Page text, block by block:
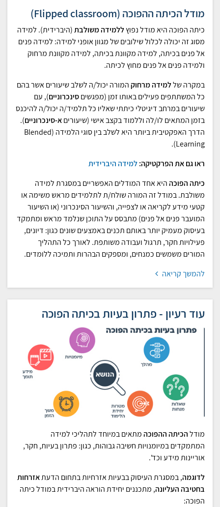
מודל הכיתה ההפוכה (Flipped classroom)
כיתה הפוכה היא מודל נפוץללמידה משולבת(היברידית). למידה
מסוג זה יכולה לכלול שילובים של מגוון אופני למידה: למידה פנים
אל פנים בכיתה, למידה מקוונת בכיתה, למידה מקוונת מרחוק
ולמידה פנים אל פנים מחוץ לכיתה.
במקרה שללמידה מרחוקהמורה יכול/ה לשלב שיעורים אשר בהם
כל המשתתפים פעילים באותו זמן (מפגשיםסינכרוניים), עם
שיעורים במרחב דיגיטלי כיתתי שאליו כל תלמיד/ה יכול/ה להיכנס
בזמן המתאים לו/לה וללמוד בקצב אישי (שיעוריםא-סינכרוניים).
הדרך האפקטיבית ביותר היא לשלב בין סוגי הלמידה (Blended
Learning).
ראו גם את הפרקטיקה:למידה היברידית
כיתה הפוכההיא אחד המודלים האפשריים במסגרת למידה
משולבת. במודל זה המורה שולח/ת לתלמידים מראש משימה או
קטעי מידע לקריאה או לצפייה, והשיעור הסינכרוני (או השיעור
המועבר פנים אל פנים) מתבסס על התוכן שנלמד מראש ומתמקד
בעיסוק מעמיק יותר באותם תכנים באמצעים שונים כגון: דיונים,
פעילויות חקר, תרגול ועבודה משותפת. לאורך כל התהליך
המורים משמשים כמנחים, ומספקים הבהרות ותמיכה ללומדים.
להמשך קריאה
עוד רעיון - פתרון בעיות בכיתה הפוכה
מודלהכיתה ההפוכהמתאים במיוחד לתהליכי למידה
המתמקדים במיומנויות חשיבה גבוהות, כגון: פתרון בעיות, חקר,
אוריינות מידע וכד'.
לדוגמה, במסגרת העיסוק בבעיות אזרחיות בתחום הדעתאזרחות
בחטיבה העליונה, מתכננים יחידת הוראה היברידית במודל כיתה
הפוכה: